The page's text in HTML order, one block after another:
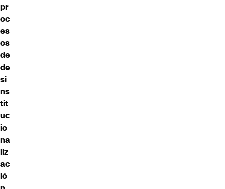
pr
oc
es
os
de
de
si
ns
tit
uc
io
na
liz
ac
ió